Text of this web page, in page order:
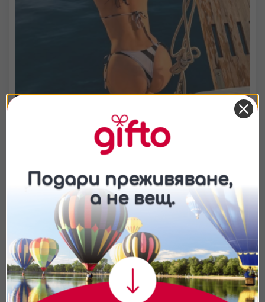
Групова разходка с яхта по залез край Несебър
Наслади се на незабравим круиз с ветроходна яхта по
морски бриз и възможност за плуване в открито море.
Запази своето място и изживей една
от 35€ / 68.45 лв.
Съгласие Подробности Относно
Ние използваме бисквитки. Използваме
бисквитки и подобни технологии, за да осигурим
работата на уебсайта, да подобрим
изживяването ви, да анализираме използването
на сайта и да ви показваме персонализирано